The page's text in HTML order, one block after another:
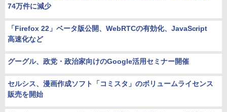
74万件に減少
「Firefox 22」ベータ版公開、WebRTCの有効化、JavaScript
高速化など
グーグル、政党・政治家向けのGoogle活用セミナー開催
セルシス、漫画作成ソフト「コミスタ」のボリュームライセンス
販売を開始